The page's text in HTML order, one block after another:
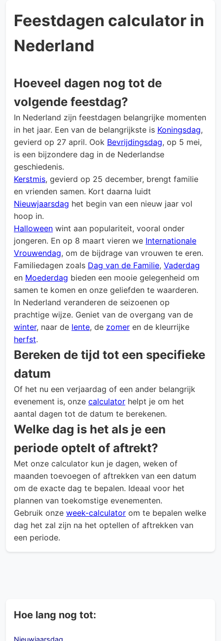
Feestdagen calculator in
Nederland
Hoeveel dagen nog tot de
volgende feestdag?
In Nederland zijn feestdagen belangrijke momenten
in het jaar. Een van de belangrijkste is Koningsdag,
gevierd op 27 april. Ook Bevrijdingsdag, op 5 mei,
is een bijzondere dag in de Nederlandse
geschiedenis.
Kerstmis, gevierd op 25 december, brengt familie
en vrienden samen. Kort daarna luidt
Nieuwjaarsdag het begin van een nieuw jaar vol
hoop in.
Halloween wint aan populariteit, vooral onder
jongeren. En op 8 maart vieren we Internationale
Vrouwendag, om de bijdrage van vrouwen te eren.
Familiedagen zoals Dag van de Familie, Vaderdag
en Moederdag bieden een mooie gelegenheid om
samen te komen en onze geliefden te waarderen.
In Nederland veranderen de seizoenen op
prachtige wijze. Geniet van de overgang van de
winter, naar de lente, de zomer en de kleurrijke
herfst.
Bereken de tijd tot een specifieke
datum
Of het nu een verjaardag of een ander belangrijk
evenement is, onze calculator helpt je om het
aantal dagen tot de datum te berekenen.
Welke dag is het als je een
periode optelt of aftrekt?
Met onze calculator kun je dagen, weken of
maanden toevoegen of aftrekken van een datum
om de exacte dag te bepalen. Ideaal voor het
plannen van toekomstige evenementen.
Gebruik onze week-calculator om te bepalen welke
dag het zal zijn na het optellen of aftrekken van
een periode.
Hoe lang nog tot:
Nieuwjaarsdag